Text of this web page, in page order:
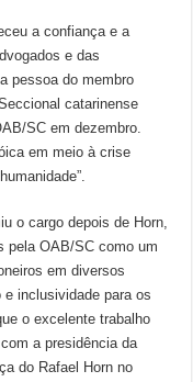
a confiança e a
e das
pessoa do membro
catarinense
SC em dezembro.
em meio à crise
o cargo depois de Horn,
pela OAB/SC como um
em diversos
inclusividade para os
o excelente trabalho
a presidência da
do Rafael Horn no